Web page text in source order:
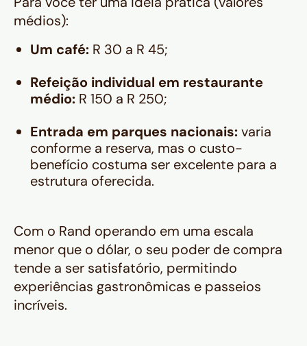
médios):
Um café: R 30 a R 45;
Refeição individual em restaurante
médio: R 150 a R 250;
Entrada em parques nacionais:varia
conforme a reserva, mas o custo-
benefício costuma ser excelente para a
estrutura oferecida.
Com o Rand operando em uma escala
menor que o dólar, o seu poder de compra
tende a ser satisfatório, permitindo
experiências gastronômicas e passeios
incríveis.